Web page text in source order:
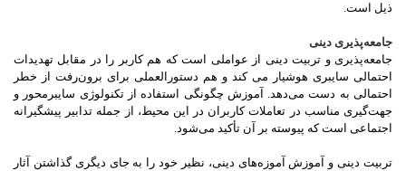
ذیل است.
جامعه‌پذیری دینی
جامعه‌پذیری و تربیت دینی از عواملی است که هم کاربر را در مقابل تهدیدات
احتمالی سایبری هوشیار می کند و هم دستورالعملی برای برون‌رفت از خطر
احتمالی به دست می‌دهد. آموزش چگونگی استفاده از تکنولوژی سایبرمحور و
جهت‌گیری مناسب در تعاملات کاربران در این محیط، از جمله تدابیر پیشگیرانه
اجتماعی است که پیوسته بر آن تأکید می‌شود.
تربیت دینی و آموزش آموزه‌های دینی، نظیر خود را به جای دیگری گذاشتن آثار